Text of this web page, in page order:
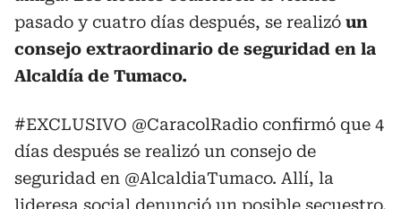
pasado y cuatro días después, se realizó un
consejo extraordinario de seguridad en la
Alcaldía de Tumaco.
#EXCLUSIVO @CaracolRadio confirmó que 4
días después se realizó un consejo de
seguridad en @AlcaldiaTumaco. Allí, la
lideresa social denunció un posible secuestro.